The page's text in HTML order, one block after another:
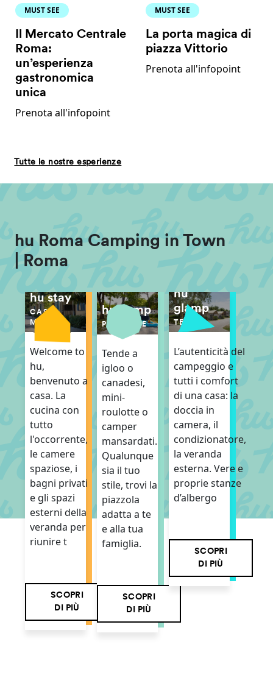
MUST SEE
Il Mercato Centrale
Roma:
un’esperienza
gastronomica
unica
Prenota all'infopoint
MUST SEE
La porta magica di
piazza Vittorio
Prenota all'infopoint
Tutte le nostre esperienze
hu Roma Camping in Town
| Roma
hu stay
CASE
MOBILI
Welcome to
hu,
benvenuto a
casa. La
cucina con
tutto
l'occorrente,
le camere
spaziose, i
bagni privati
e gli spazi
esterni della
veranda per
riunire t
SCOPRI
DI PIÙ
hu camp
PIAZZOLE
Tende a
igloo o
canadesi,
mini-
roulotte o
camper
mansardati.
Qualunque
sia il tuo
stile, trovi la
piazzola
adatta a te
e alla tua
famiglia.
SCOPRI
DI PIÙ
hu
glamp
TENDE
L’autenticità del
campeggio e
tutti i comfort
di una casa: la
doccia in
camera, il
condizionatore,
la veranda
esterna. Vere e
proprie stanze
d’albergo
SCOPRI
DI PIÙ